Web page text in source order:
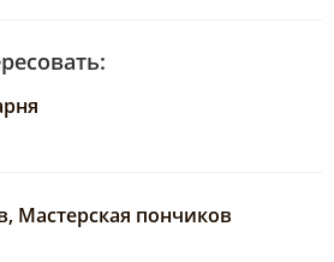
Мастерская пончиков